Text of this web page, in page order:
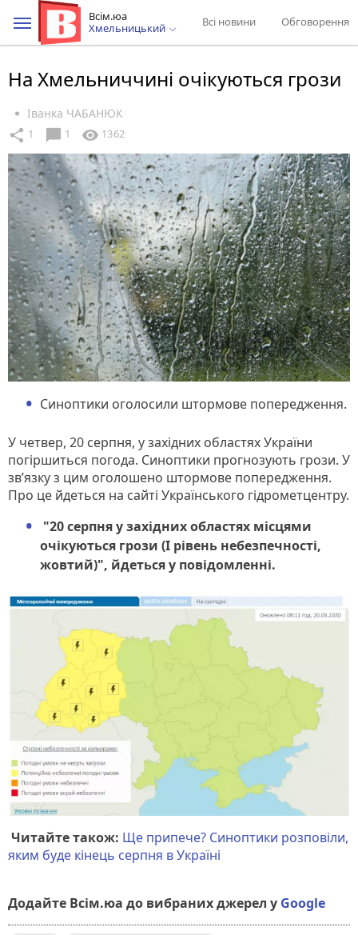
Всім.юа
Хмельницький
Всі новини Обговорення
На Хмельниччині очікуються грози
Іванка ЧАБАНЮК
share 1 chat_bubble 1 visibility 1362
Синоптики оголосили штормове попередження.
У четвер, 20 серпня, у західних областях України
погіршиться погода. Синоптики прогнозують грози. У
зв’язку з цим оголошено штормове попередження.
Про це йдеться на сайті Українського гідрометцентру.
"20 серпня у західних областях місцями
очікуються грози (I рівень небезпечності,
жовтий)", йдеться у повідомленні.
Читайте також: Ще припече? Синоптики розповіли,
яким буде кінець серпня в Україні
Додайте Всім.юа до вибраних джерел у Google